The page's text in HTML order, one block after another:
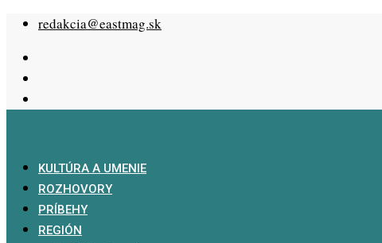
Skip
content
redakcia@eastmag.sk
KULTÚRA A UMENIE
ROZHOVORY
PRÍBEHY
REGIÓN